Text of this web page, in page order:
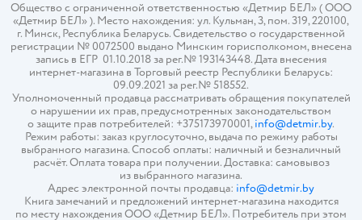
Общество с ограниченной ответственностью «Детмир БЕЛ» ( ООО
«Детмир БЕЛ» ). Место нахождения: ул. Кульман, 3, пом. 319, 220100,
г. Минск, Республика Беларусь. Свидетельство о государственной
регистрации № 0072500 выдано Минским горисполкомом, внесена
запись в ЕГР 01.10.2018 за рег.№ 193143448. Дата внесения
интернет-магазина в Торговый реестр Республики Беларусь:
09.09.2021 за рег.№ 518552.
Уполномоченный продавца рассматривать обращения покупателей
о нарушении их прав, предусмотренных законодательством
о защите прав потребителей: +375173970001,info@detmir.by.
Режим работы: заказ круглосуточно, выдача по режиму работы
выбранного магазина. Способ оплаты: наличный и безналичный
расчёт. Оплата товара при получении. Доставка: самовывоз
из выбранного магазина.
Адрес электронной почты продавца: info@detmir.by
Книга замечаний и предложений интернет-магазина находится
по месту нахождения ООО «Детмир БЕЛ». Потребитель при этом